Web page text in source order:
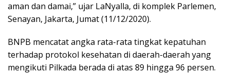
aman dan damai,” ujar LaNyalla, di komplek Parlemen,
Senayan, Jakarta, Jumat (11/12/2020).
BNPB mencatat angka rata-rata tingkat kepatuhan
terhadap protokol kesehatan di daerah-daerah yang
mengikuti Pilkada berada di atas 89 hingga 96 persen.